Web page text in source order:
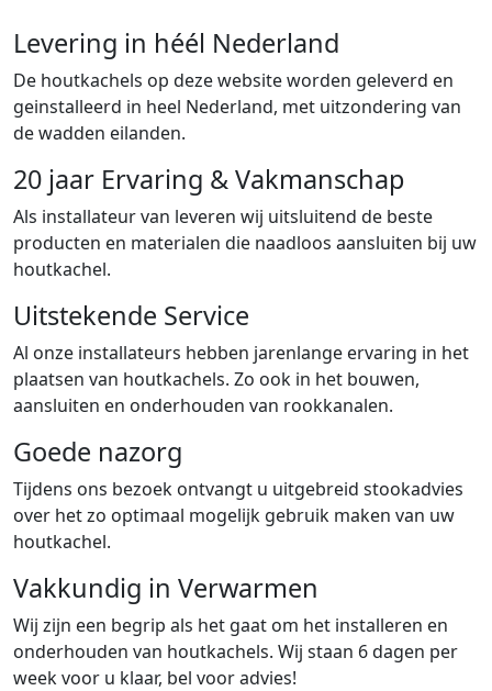
Levering in héél Nederland
De houtkachels op deze website worden geleverd en
geinstalleerd in heel Nederland, met uitzondering van
de wadden eilanden.
20 jaar Ervaring & Vakmanschap
Als installateur van leveren wij uitsluitend de beste
producten en materialen die naadloos aansluiten bij uw
houtkachel.
Uitstekende Service
Al onze installateurs hebben jarenlange ervaring in het
plaatsen van houtkachels. Zo ook in het bouwen,
aansluiten en onderhouden van rookkanalen.
Goede nazorg
Tijdens ons bezoek ontvangt u uitgebreid stookadvies
over het zo optimaal mogelijk gebruik maken van uw
houtkachel.
Vakkundig in Verwarmen
Wij zijn een begrip als het gaat om het installeren en
onderhouden van houtkachels. Wij staan 6 dagen per
week voor u klaar, bel voor advies!